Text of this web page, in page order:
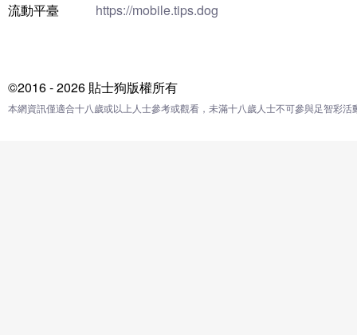
流動平臺
https://mobile.tips.dog
©2016 - 2026 貼士狗版權所有
本網資訊僅適合十八歲或以上人士參考或觀看，未滿十八歲人士不可參與足智彩